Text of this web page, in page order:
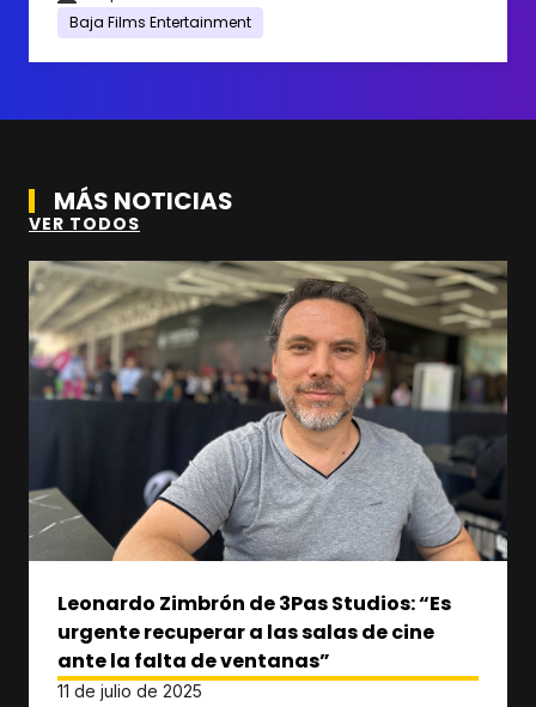
Baja Films Entertainment
MÁS NOTICIAS
VER TODOS
Leonardo Zimbrón de 3Pas Studios: “Es
urgente recuperar a las salas de cine
ante la falta de ventanas”
11 de julio de 2025